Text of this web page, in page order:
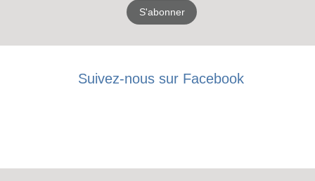
RECEVEZ
S'abonner
Suivez-nous sur Facebook